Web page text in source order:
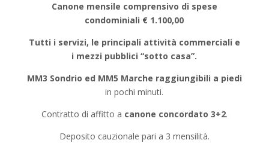
Canone mensile comprensivo di spese
condominiali € 1.100,00
Tutti i servizi, le principali attività commerciali e
i mezzi pubblici “sotto casa”.
MM3 Sondrio ed MM5 Marche raggiungibili a piedi
in pochi minuti.
Contratto di affitto a canone concordato 3+2.
Deposito cauzionale pari a 3 mensilità.